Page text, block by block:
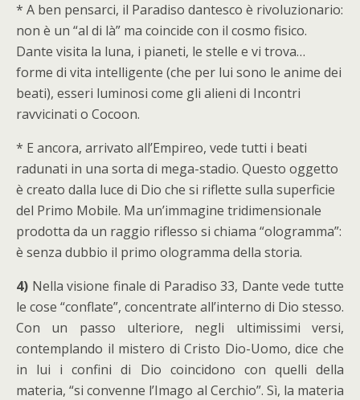
* A ben pensarci, il Paradiso dantesco è rivoluzionario:
non è un “al di là” ma coincide con il cosmo fisico.
Dante visita la luna, i pianeti, le stelle e vi trova…
forme di vita intelligente (che per lui sono le anime dei
beati), esseri luminosi come gli alieni di Incontri
ravvicinati o Cocoon.
* E ancora, arrivato all’Empireo, vede tutti i beati
radunati in una sorta di mega-stadio. Questo oggetto
è creato dalla luce di Dio che si riflette sulla superficie
del Primo Mobile. Ma un’immagine tridimensionale
prodotta da un raggio riflesso si chiama “ologramma”:
è senza dubbio il primo ologramma della storia.
4) Nella visione finale di Paradiso 33, Dante vede tutte
le cose “conflate”, concentrate all’interno di Dio stesso.
Con un passo ulteriore, negli ultimissimi versi,
contemplando il mistero di Cristo Dio-Uomo, dice che
in lui i confini di Dio coincidono con quelli della
materia, “si convenne l’Imago al Cerchio”. Sì, la materia